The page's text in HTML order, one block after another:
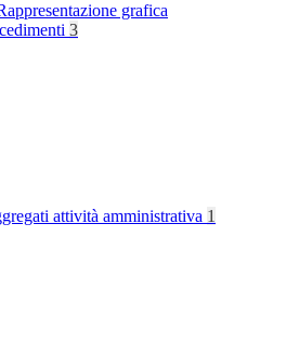
grafica
3
attività amministrativa 1